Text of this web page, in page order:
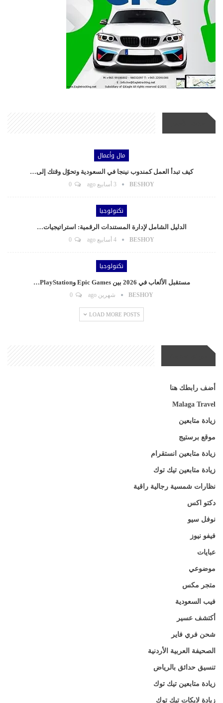
مال وأعمال
كيف تبدأ العمل كمندوب نينجا في السعودية وتحوّل وقتك إلى…
BESHOY 3 أسابيع ago
تكنولوجيا
الدليل الشامل لإدارة المستندات الرقمية: استراتيجيات…
BESHOY 4 أسابيع ago
تكنولوجيا
مستقبل الألعاب في 2026 بين Epic Games وPlayStation…
BESHOY شهرين ago
LOAD MORE POSTS
أضف رابطك هنا
Malaga Travel
زيادة متابعين
موقع برستيج
زيادة متابعين انستقرام
زيادة متابعين تيك توك
نظارات شمسية رجالية راقية
دكتو اكس
نوفل سيو
فيفو نيوز
عبايات
موضوعي
متجر مكس
فيب السعودية
أكتشف عسير
شحن فري فاير
الصحيفة العربية الأردنية
تنسيق حدائق بالرياض
زيادة متابعين تيك توك
زيادة لايكات تيك توك